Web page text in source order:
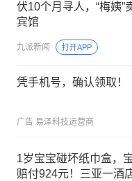
伏10个月寻人，“梅姨”
宾馆
九派新闻 打开APP
凭手机号，确认领取！
广告 易泽科技运营商
1岁宝宝碰坏纸巾盒，
赔付924元！三亚一酒